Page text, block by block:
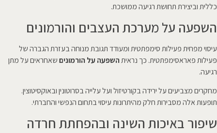
כללית וביצירת תחושת רגיעה ממושכת.
השפעה על מערכת העצבים והורמונים
עיסוי מפחית פעילות סימפתטית ומעודד תגובת מנוחה בעזרת הגברה של
פעילות פאראסימפתטית. כך נראיתהשפעה על הורמוניםשאחראים על מתן
רגיעה.
מחקרים מצביעים על ירידה בקורטיזול ועל עלייה בסרוטונין ובאוקסיטוצין.
תופעות אלה מסבירות חלק מהיתרונות עיסוי בתחום הנפשי והחברתי.
שיפור באיכות השינה ובהפחתת חרדה